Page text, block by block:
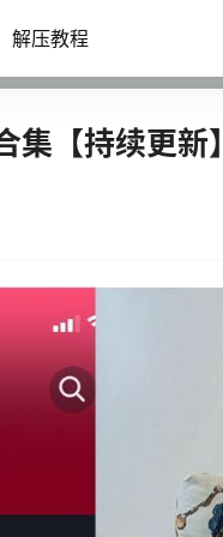
解压教程
【持续更新】